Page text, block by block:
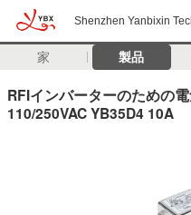
Shenzhen Yanbixin
家 製品
RFIインバーターのための
110/250VAC YB35D4 10A